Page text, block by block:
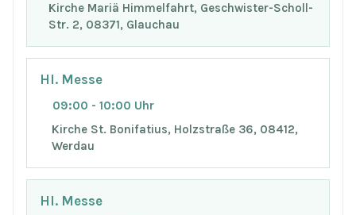
Kirche Mariä Himmelfahrt, Geschwister-Scholl-
Str. 2, 08371, Glauchau
Hl. Messe
09:00 - 10:00 Uhr
Kirche St. Bonifatius, Holzstraße 36, 08412,
Werdau
Hl. Messe